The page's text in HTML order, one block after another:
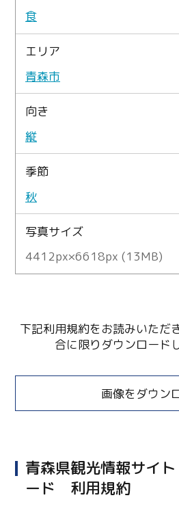
食
エリア
青森市
向き
縦
季節
秋
写真サイズ
4412px×6618px (13MB)
下記利用規約をお読みいただ
合に限りダウンロード
画像をダウン
青森県観光情報サイ
ード 利用規約